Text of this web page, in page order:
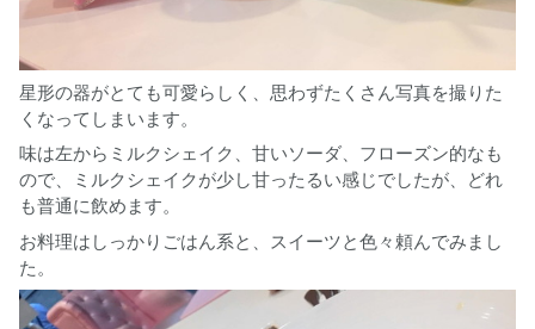
星形の器がとても可愛らしく、思わずたくさん写真を撮りた
くなってしまいます。
味は左からミルクシェイク、甘いソーダ、フローズン的なも
ので、ミルクシェイクが少し甘ったるい感じでしたが、どれ
も普通に飲めます。
お料理はしっかりごはん系と、スイーツと色々頼んでみまし
た。